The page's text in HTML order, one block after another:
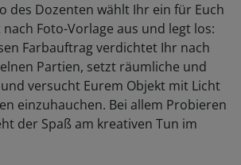
des Dozenten wählt Ihr ein für Euch
Foto-Vorlage aus und legt los:
Farbauftrag verdichtet Ihr nach
Partien, setzt räumliche und
versucht Eurem Objekt mit Licht
einzuhauchen. Bei allem Probieren
der Spaß am kreativen Tun im